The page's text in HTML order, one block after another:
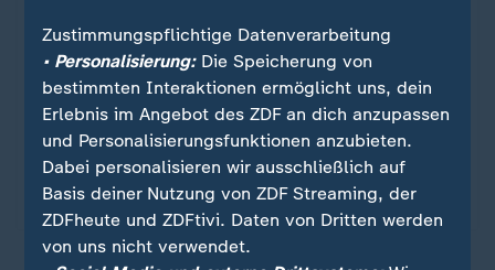
Zustimmung können Sie im Bereich „Meine
News“ jederzeit widerrufen.
Infografiken anzeigen
Datenschutzeinstellungen anpassen
Zustimmungspflichtige Datenverarbeitung
• Personalisierung:Die Speicherung von
bestimmten Interaktionen ermöglicht uns, dein
Erlebnis im Angebot des ZDF an dich anzupassen
und Personalisierungsfunktionen anzubieten.
Dabei personalisieren wir ausschließlich auf
Basis deiner Nutzung von ZDF Streaming, der
ZDFheute und ZDFtivi. Daten von Dritten werden
von uns nicht verwendet.